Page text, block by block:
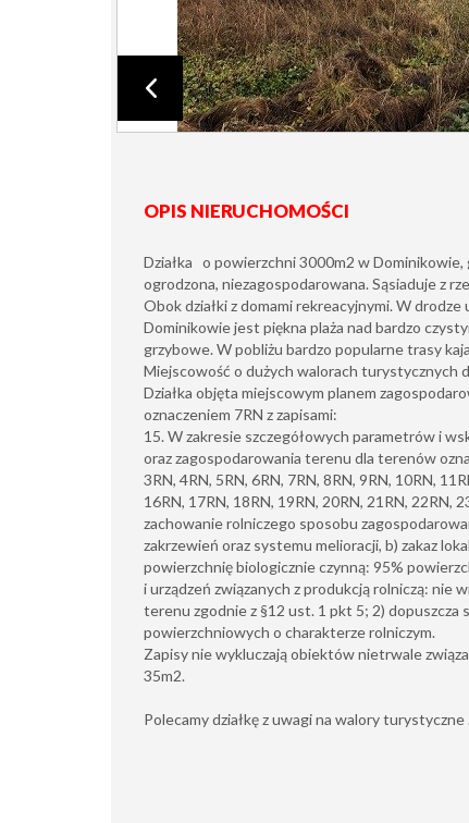
OPIS NIERUCHOMOŚCI
Działka o powierzchni 3000m2 w Dominikowie,
ogrodzona, niezagospodarowana. Sąsiaduje z
Obok działki z domami rekreacyjnymi. W drodze
Dominikowie jest piękna plaża nad bardzo
grzybowe. W pobliżu bardzo popularne trasy
Miejscowość o dużych walorach turystycznych
Działka objęta miejscowym planem
oznaczeniem 7RN z zapisami:
15. W zakresie szczegółowych parametrów i
oraz zagospodarowania terenu dla terenów
3RN, 4RN, 5RN, 6RN, 7RN, 8RN, 9RN, 10RN,
16RN, 17RN, 18RN, 19RN, 20RN, 21RN, 22RN,
zachowanie rolniczego sposobu
zakrzewień oraz systemu melioracji, b) zakaz
powierzchnię biologicznie czynną: 95%
i urządzeń związanych z produkcją rolniczą: nie
terenu zgodnie z §12 ust. 1 pkt 5; 2) dopuszcza
powierzchniowych o charakterze rolniczym.
Zapisy nie wykluczają obiektów nietrwale
35m2.
Polecamy działkę z uwagi na walory turystyczne .